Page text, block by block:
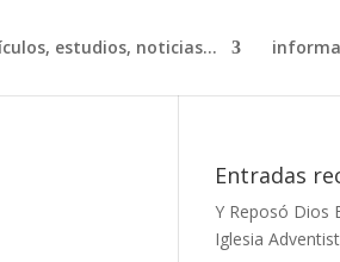
estudios, noticias…
Entradas
Y Reposó Dios
Iglesia